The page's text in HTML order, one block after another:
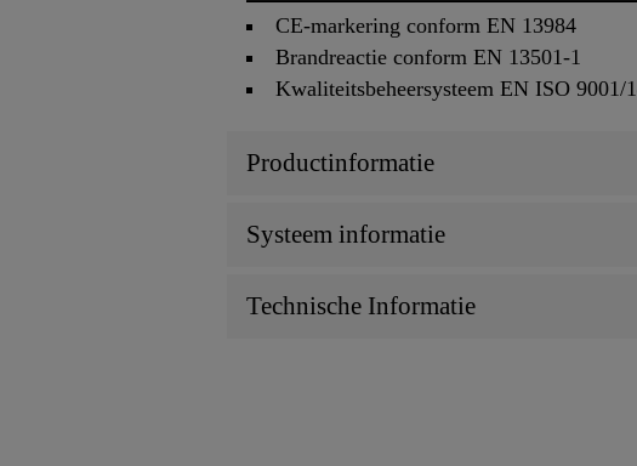
CE-markering conform EN 13984
Brandreactie conform EN 13501-1
Kwaliteitsbeheersysteem EN ISO 9001/
Productinformatie
Systeem informatie
Technische Informatie